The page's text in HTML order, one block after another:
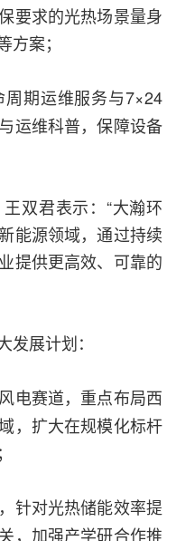
要求的光热场景量身
案；
期运维服务与7×24
运维科普，保障设备
双君表示：“大瀚环
能源领域，通过持续
提供更高效、可靠的
展计划：
电赛道，重点布局西
，扩大在规模化标杆
针对光热储能效率提
，加强产学研合作推